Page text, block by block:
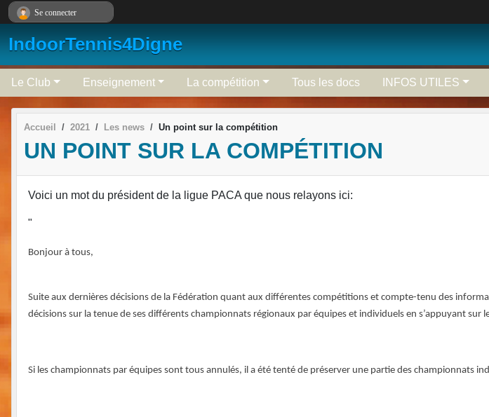
IndoorTennis4Digne
Le Club Enseignement La compétition Tous les docs INFOS UTILES
Accueil 2021 Les news Un point sur la compétition
UN POINT SUR LA COMPÉTITION
Voici un mot du président de la ligue PACA que nous relayons ici:
"
Bonjour à tous,
Suite aux dernières décisions de la Fédération quant aux différentes compétitions et compte-tenu des
décisions sur la tenue de ses différents championnats régionaux par équipes et individuels en s’appuyant sur
Si les championnats par équipes sont tous annulés, il a été tenté de préserver une partie des championnats
Se connecter
Panneau de gestion des cookies